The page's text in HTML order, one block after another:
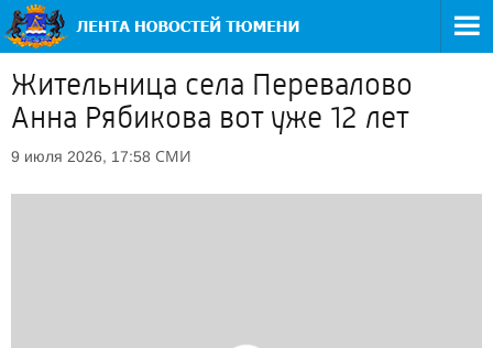
Жительница села Перевалово
Анна Рябикова вот уже 12 лет
9 июля 2026, 17:58 СМИ